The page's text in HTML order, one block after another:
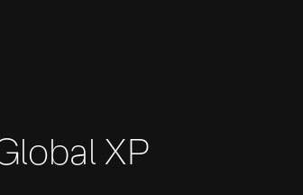
XP